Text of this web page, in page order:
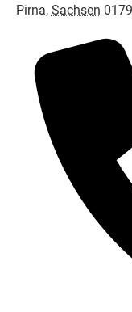
Pirna, Sachsen